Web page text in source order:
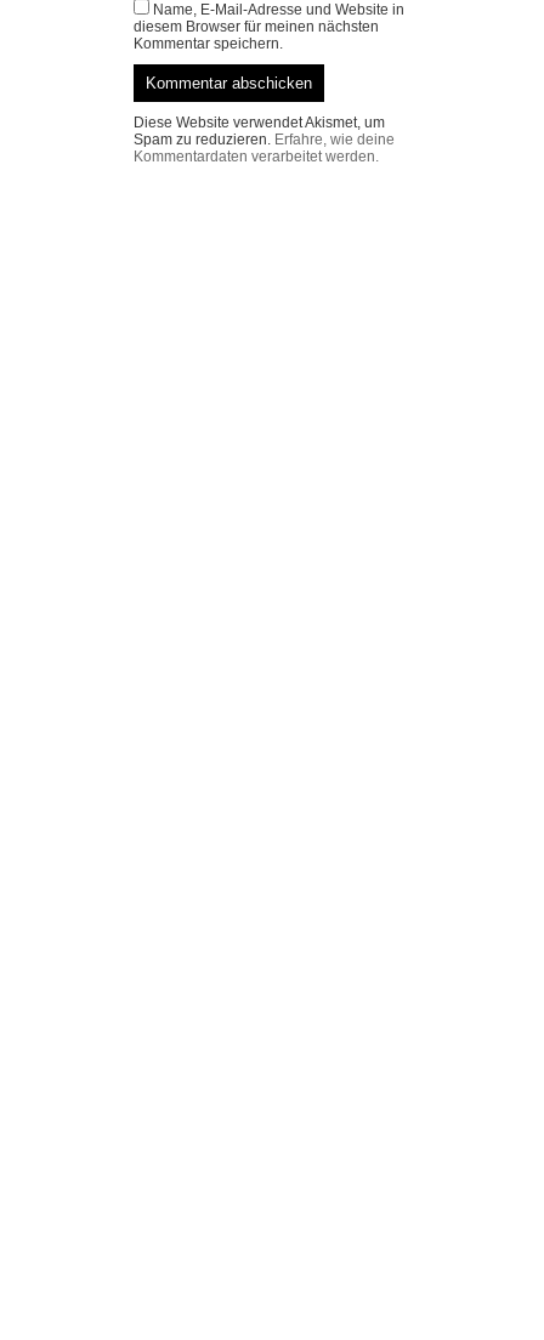
Name, E-Mail-Adresse und Website in
diesem Browser für meinen nächsten
Kommentar speichern.
Diese Website verwendet Akismet, um
Spam zu reduzieren. Erfahre, wie deine
Kommentardaten verarbeitet werden.